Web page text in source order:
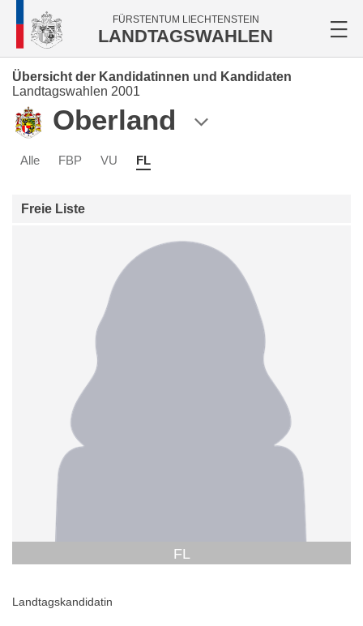
FÜRSTENTUM LIECHTENSTEIN
LANDTAGSWAHLEN
Übersicht der Kandidatinnen und Kandidaten
Landtagswahlen 2001
Oberland
Alle FBP VU FL
Freie Liste
FL
Landtagskandidatin